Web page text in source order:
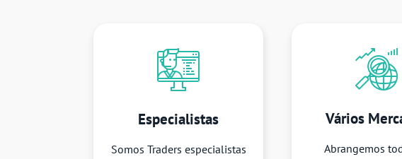
Especialistas
Somos Traders especialistas
Vários
Abrangemos